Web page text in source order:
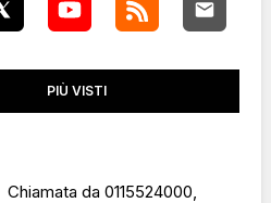
PIÙ VISTI
Chiamata da 0115524000,